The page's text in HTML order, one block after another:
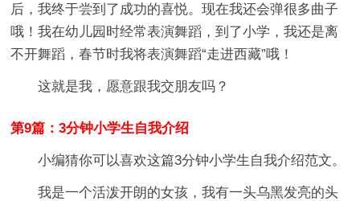
后，我终于尝到了成功的喜悦。现在我还会弹很多曲子
哦！我在幼儿园时经常表演舞蹈，到了小学，我还是离
不开舞蹈，春节时我将表演舞蹈“走进西藏”哦！
这就是我，愿意跟我交朋友吗？
第9篇：3分钟小学生自我介绍
小编猜你可以喜欢这篇3分钟小学生自我介绍范文。
我是一个活泼开朗的女孩，我有一头乌黑发亮的头